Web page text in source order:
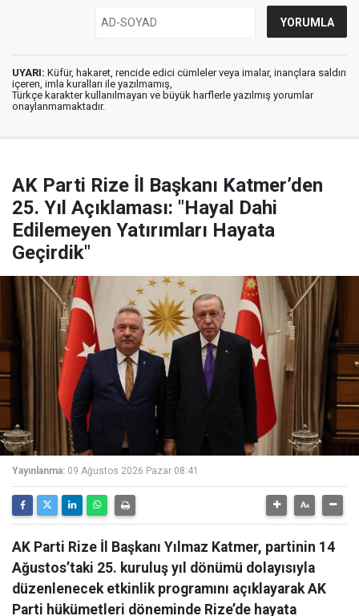
UYARI: Küfür, hakaret, rencide edici cümleler veya imalar, inançlara saldırı
içeren, imla kuralları ile yazılmamış,
Türkçe karakter kullanılmayan ve büyük harflerle yazılmış yorumlar
onaylanmamaktadır.
AK Parti Rize İl Başkanı Katmer’den
25. Yıl Açıklaması: "Hayal Dahi
Edilemeyen Yatırımları Hayata
Geçirdik"
Yayınlanma: 09 Ağustos 2026 Pazar 08:41
AK Parti Rize İl Başkanı Yılmaz Katmer, partinin 14
Ağustos’taki 25. kuruluş yıl dönümü dolayısıyla
düzenlenecek etkinlik programını açıklayarak AK
Parti hükümetleri döneminde Rize’de hayata